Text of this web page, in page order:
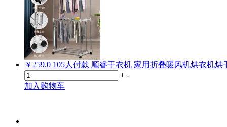
￥259.0 105人付款 顺睿干衣机 家用折叠暖风机烘衣机烘
+ -
加入购物车